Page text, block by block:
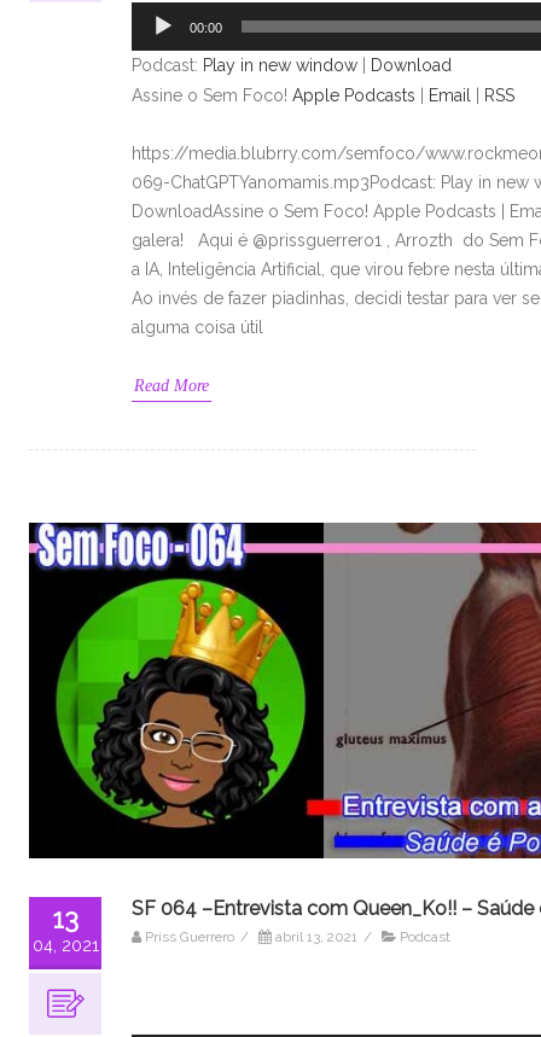
áudio
00:00
Podcast: Play in new window
Download
Assine o Sem Foco! Apple Podcasts Email RSS
https://media.blubrry.com/semfoco/
069-ChatGPTYanomamis.mp3Podcast: Play in new
DownloadAssine o Sem Foco! Apple Podcasts |
galera! Aqui é @prissguerrero1 , Arrozth do Sem
a IA, Inteligência Artificial, que virou febre nesta
Ao invés de fazer piadinhas, decidi testar para ver
alguma coisa útil
Read More
13
04, 2021
SF 064 –Entrevista com Queen_Ko!! – Saúde
Priss Guerrero / abril 13, 2021 / Podcast